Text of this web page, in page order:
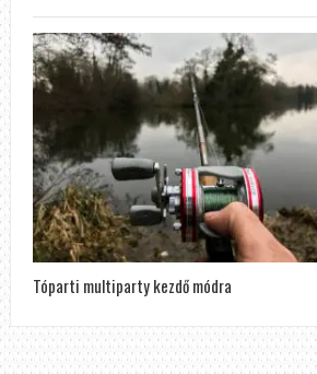
Tóparti multiparty kezdő módra